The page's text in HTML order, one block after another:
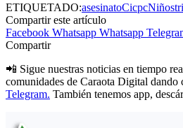
ETIQUETADO:asesinatoCicpcNiños
Compartir este artículo
Facebook Whatsapp Whatsapp
Compartir
📲 Sigue nuestras noticias en tiempo
comunidades de Caraota Digital dando
Telegram. También tenemos app,